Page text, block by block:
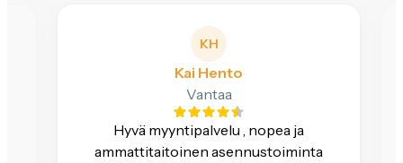
KH
Kai Hento
Vantaa
Hyvä myyntipalvelu , nopea ja
ammattitaitoinen asennustoiminta